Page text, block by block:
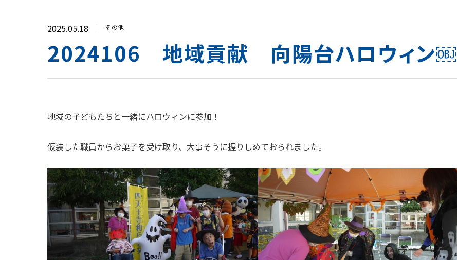
2025.05.18 その他
2024106 地域貢献 向陽台ハロウィン￼
地域の子どもたちと一緒にハロウィンに参加！
仮装した職員からお菓子を受け取り、大事そうに握りしめておられました。